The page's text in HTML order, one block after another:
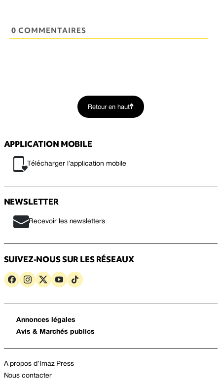
0 COMMENTAIRES
Retour en haut
APPLICATION MOBILE
Télécharger l’application mobile
NEWSLETTER
Recevoir les newsletters
SUIVEZ-NOUS SUR LES RÉSEAUX
Annonces légales
Avis & Marchés publics
A propos d’Imaz Press
Nous contacter